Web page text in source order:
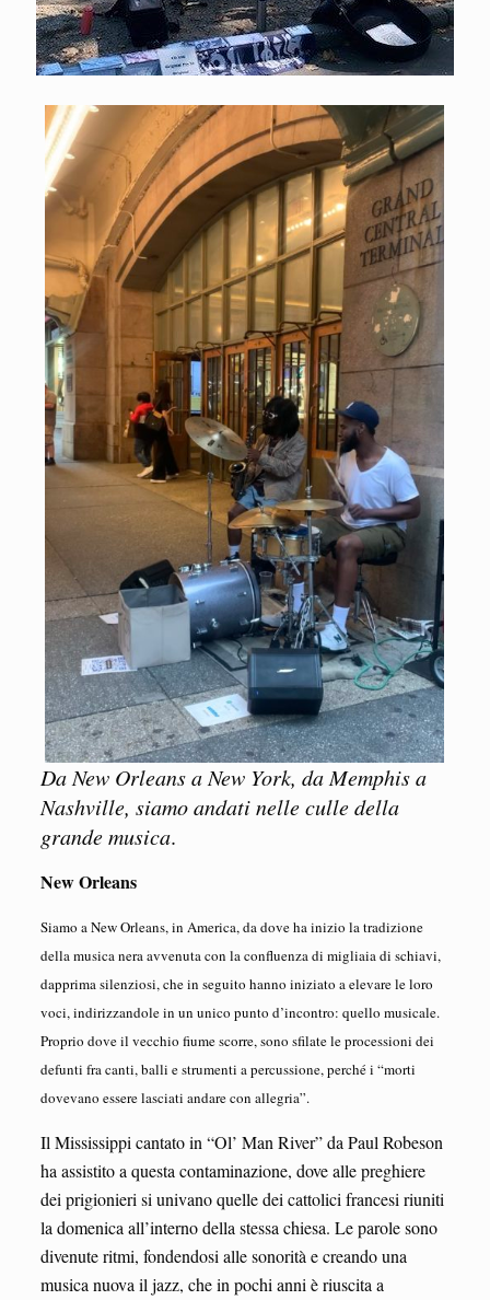
Da New Orleans a New York, da Memphis a
Nashville, siamo andati nelle culle della
grande musica.
New Orleans
Siamo a New Orleans, in America, da dove ha inizio la tradizione
della musica nera avvenuta con la confluenza di migliaia di schiavi,
dapprima silenziosi, che in seguito hanno iniziato a elevare le loro
voci, indirizzandole in un unico punto d’incontro: quello musicale.
Proprio dove il vecchio fiume scorre, sono sfilate le processioni dei
defunti fra canti, balli e strumenti a percussione, perché i “morti
dovevano essere lasciati andare con allegria”.
Il Mississippi cantato in “Ol’ Man River” da Paul Robeson
ha assistito a questa contaminazione, dove alle preghiere
dei prigionieri si univano quelle dei cattolici francesi riuniti
la domenica all’interno della stessa chiesa. Le parole sono
divenute ritmi, fondendosi alle sonorità e creando una
musica nuova il jazz, che in pochi anni è riuscita a